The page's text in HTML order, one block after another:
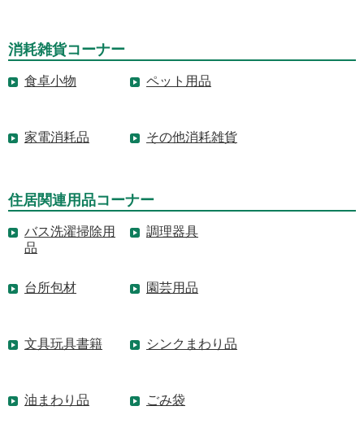
消耗雑貨コーナー
食卓小物 ペット用品
家電消耗品 その他消耗雑貨
住居関連用品コーナー
バス洗濯掃除用
品
調理器具
台所包材 園芸用品
文具玩具書籍 シンクまわり品
油まわり品 ごみ袋